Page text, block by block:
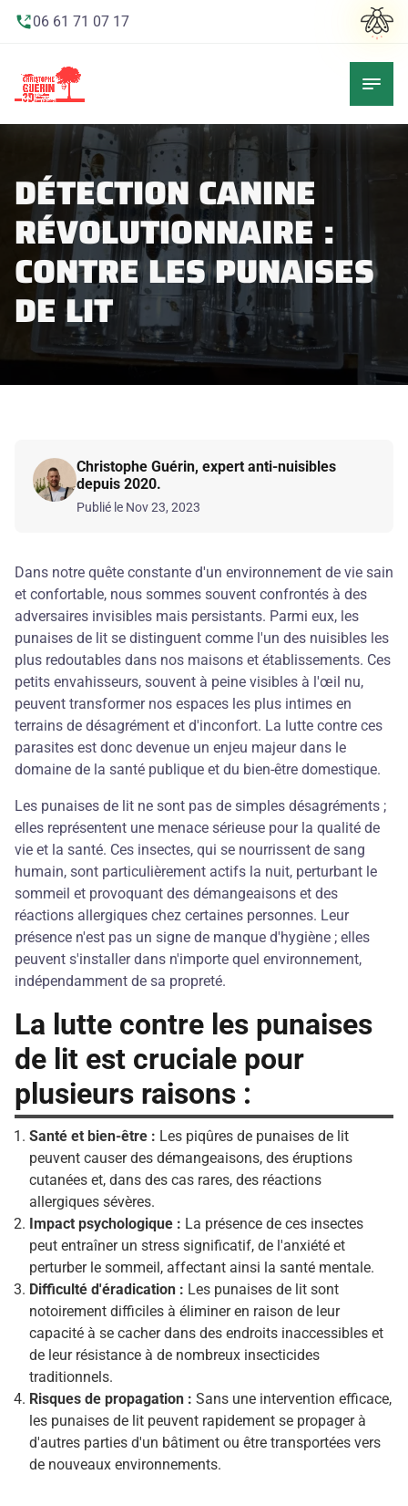
06 61 71 07 17
DÉTECTION CANINE
RÉVOLUTIONNAIRE :
CONTRE LES PUNAISES
DE LIT
Christophe Guérin, expert anti-nuisibles
depuis 2020.
Publié le Nov 23, 2023
Dans notre quête constante d'un environnement de vie sain
et confortable, nous sommes souvent confrontés à des
adversaires invisibles mais persistants. Parmi eux, les
punaises de lit se distinguent comme l'un des nuisibles les
plus redoutables dans nos maisons et établissements. Ces
petits envahisseurs, souvent à peine visibles à l'œil nu,
peuvent transformer nos espaces les plus intimes en
terrains de désagrément et d'inconfort. La lutte contre ces
parasites est donc devenue un enjeu majeur dans le
domaine de la santé publique et du bien-être domestique.
Les punaises de lit ne sont pas de simples désagréments ;
elles représentent une menace sérieuse pour la qualité de
vie et la santé. Ces insectes, qui se nourrissent de sang
humain, sont particulièrement actifs la nuit, perturbant le
sommeil et provoquant des démangeaisons et des
réactions allergiques chez certaines personnes. Leur
présence n'est pas un signe de manque d'hygiène ; elles
peuvent s'installer dans n'importe quel environnement,
indépendamment de sa propreté.
La lutte contre les punaises
de lit est cruciale pour
plusieurs raisons :
Santé et bien-être : Les piqûres de punaises de lit
peuvent causer des démangeaisons, des éruptions
cutanées et, dans des cas rares, des réactions
allergiques sévères.
Impact psychologique : La présence de ces insectes
peut entraîner un stress significatif, de l'anxiété et
perturber le sommeil, affectant ainsi la santé mentale.
Difficulté d'éradication : Les punaises de lit sont
notoirement difficiles à éliminer en raison de leur
capacité à se cacher dans des endroits inaccessibles et
de leur résistance à de nombreux insecticides
traditionnels.
Risques de propagation : Sans une intervention efficace,
les punaises de lit peuvent rapidement se propager à
d'autres parties d'un bâtiment ou être transportées vers
de nouveaux environnements.